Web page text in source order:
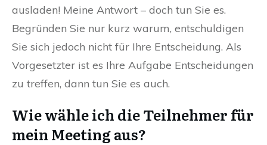
ausladen! Meine Antwort – doch tun Sie es.
Begründen Sie nur kurz warum, entschuldigen
Sie sich jedoch nicht für Ihre Entscheidung. Als
Vorgesetzter ist es Ihre Aufgabe Entscheidungen
zu treffen, dann tun Sie es auch.
Wie wähle ich die Teilnehmer für
mein Meeting aus?